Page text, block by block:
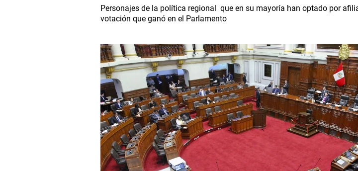
Personajes de la política regional que en su mayoría han optado por
votación que ganó en el Parlamento